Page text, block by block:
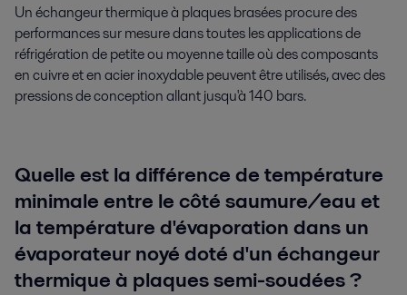
Un échangeur thermique à plaques brasées procure des
performances sur mesure dans toutes les applications de
réfrigération de petite ou moyenne taille où des composants
en cuivre et en acier inoxydable peuvent être utilisés, avec des
pressions de conception allant jusqu'à 140 bars.
Quelle est la différence de température
minimale entre le côté saumure/eau et
la température d'évaporation dans un
évaporateur noyé doté d'un échangeur
thermique à plaques semi-soudées ?